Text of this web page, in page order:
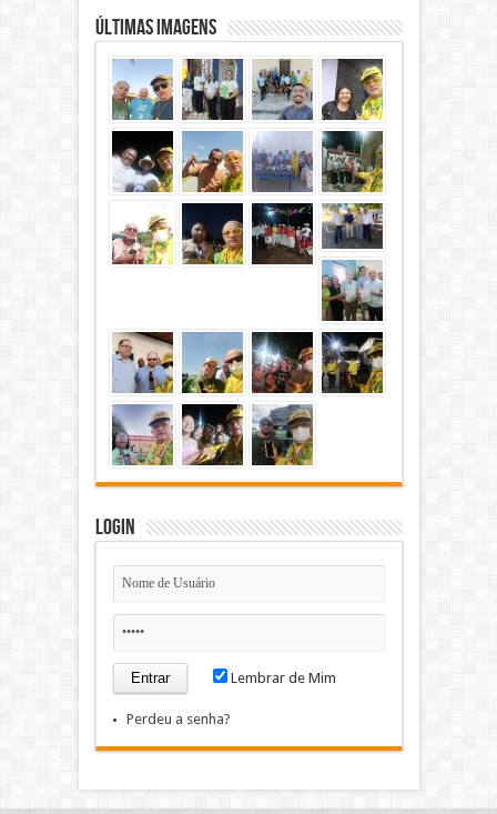
Últimas Imagens
Login
Lembrar de Mim
Perdeu a senha?